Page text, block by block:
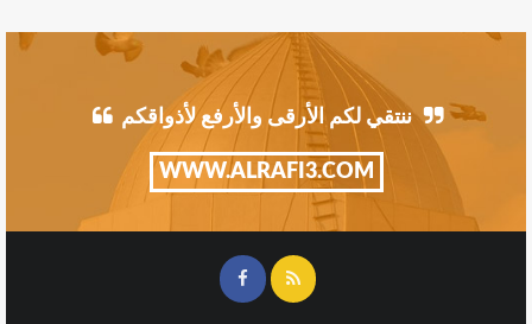
ننتقي لكم الأرقى والأرفع لأذواقكم
WWW.ALRAFI3.COM